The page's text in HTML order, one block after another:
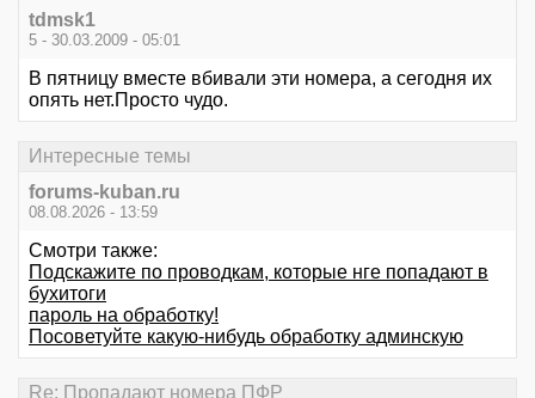
tdmsk1
5 - 30.03.2009 - 05:01
В пятницу вместе вбивали эти номера, а сегодня их
опять нет.Просто чудо.
Интересные темы
forums-kuban.ru
08.08.2026 - 13:59
Смотри также:
Подскажите по проводкам, которые нге попадают в
бухитоги
пароль на обработку!
Посоветуйте какую-нибудь обработку админскую
Re: Пропадают номера ПФР